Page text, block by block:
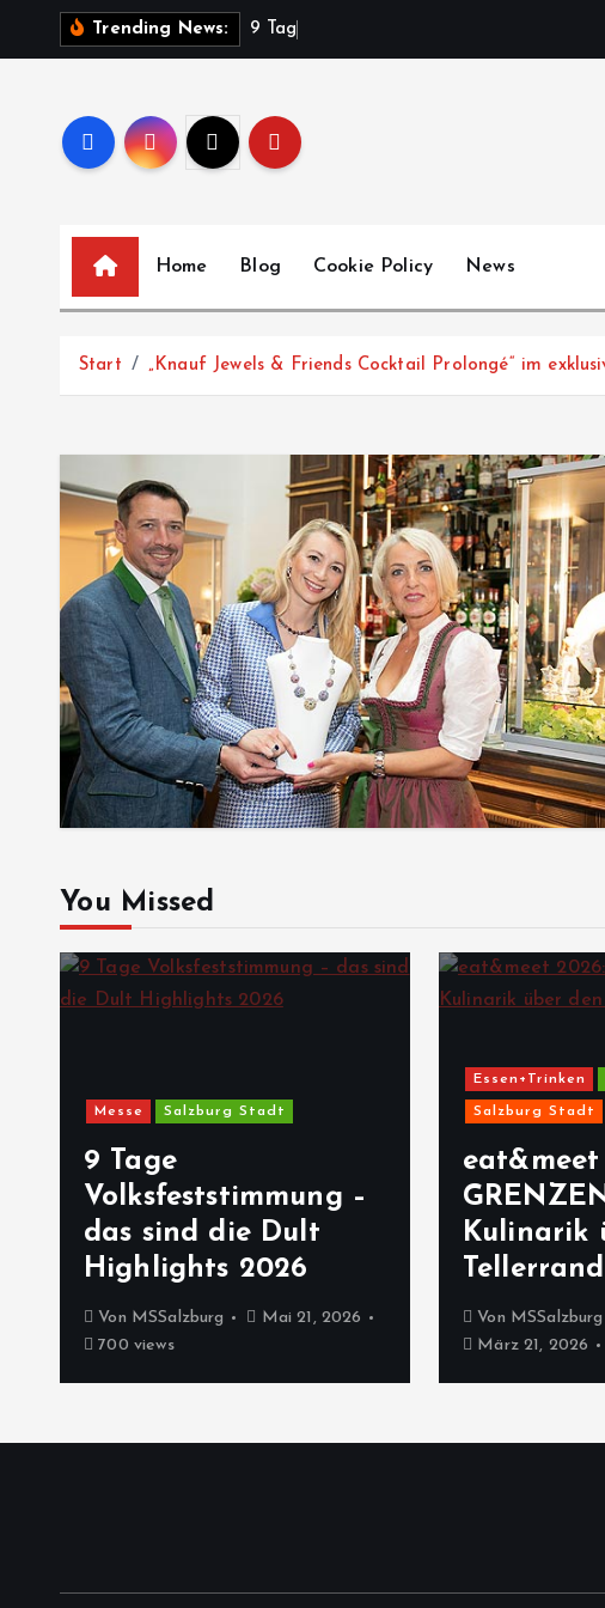
Trending News: 9 ag
Home Blog Cookie Policy News
Start „Knauf Jewels & Friends Cocktail Prolongé“ im
You Missed
Messe Salzburg Stadt
9 Tage
Volksfeststimmung –
das sind die Dult
Highlights 2026
Von MSSalzburg
Mai 21, 2026
700 views
Essen+Trinken
Salzburg Stadt
eat&meet
Kulinarik
Tellerrand
Von MSSalzburg
März 21, 2026